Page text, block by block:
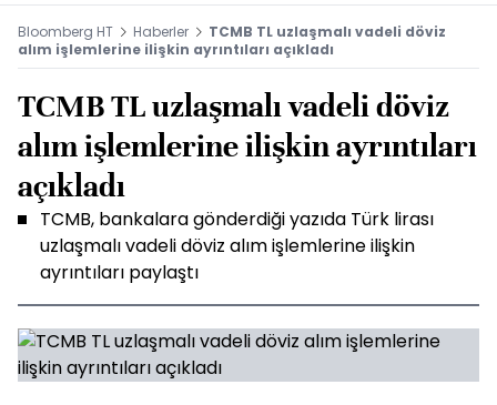
Bloomberg HT Haberler
TCMB TL uzlaşmalı vadeli döviz
alım işlemlerine ilişkin ayrıntıları açıkladı
TCMB TL uzlaşmalı vadeli döviz
alım işlemlerine ilişkin ayrıntıları
açıkladı
TCMB, bankalara gönderdiği yazıda Türk lirası
uzlaşmalı vadeli döviz alım işlemlerine ilişkin
ayrıntıları paylaştı